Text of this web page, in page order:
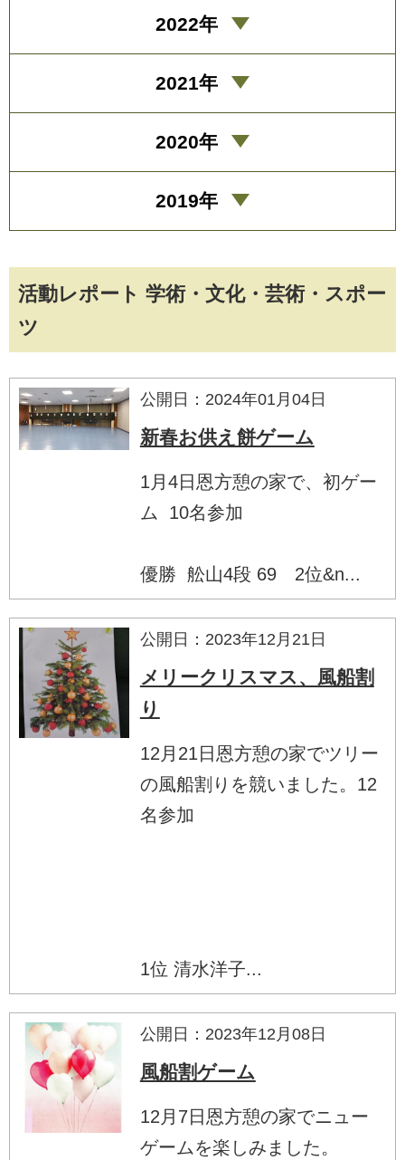
活動レポート 学術・文化・芸術・スポー
ツ
公開日：2024年01月04日
新春お供え餅ゲーム
1月4日恩方憩の家で、初ゲー
ム 10名参加
優勝 舩山4段 69 2位&n...
公開日：2023年12月21日
メリークリスマス、風船割
り
12月21日恩方憩の家でツリー
の風船割りを競いました。12
名参加
1位 清水洋子...
公開日：2023年12月08日
風船割ゲーム
12月7日恩方憩の家でニュー
ゲームを楽しみました。
2022年
2021年
2020年
2019年